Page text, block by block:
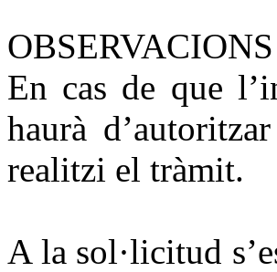
OBSERVACIONS
En cas de que
haurà
realitzi el tràmit.
A la sol·licitud